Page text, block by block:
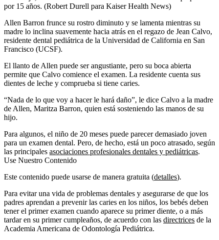
por 15 años. (Robert Durell para Kaiser Health News)
Allen Barron frunce su rostro diminuto y se lamenta mientras su
madre lo inclina suavemente hacia atrás en el regazo de Jean Calvo,
residente dental pediátrica de la Universidad de California en San
Francisco (UCSF).
El llanto de Allen puede ser angustiante, pero su boca abierta
permite que Calvo comience el examen. La residente cuenta sus
dientes de leche y comprueba si tiene caries.
“Nada de lo que voy a hacer le hará daño”, le dice Calvo a la madre
de Allen, Maritza Barron, quien está sosteniendo las manos de su
hijo.
Para algunos, el niño de 20 meses puede parecer demasiado joven
para un examen dental. Pero, de hecho, está un poco atrasado, según
las principales asociaciones profesionales dentales y pediátricas.
Use Nuestro Contenido
Este contenido puede usarse de manera gratuita (detalles).
Para evitar una vida de problemas dentales y asegurarse de que los
padres aprendan a prevenir las caries en los niños, los bebés deben
tener el primer examen cuando aparece su primer diente, o a más
tardar en su primer cumpleaños, de acuerdo con las directrices de la
Academia Americana de Odontología Pediátrica.